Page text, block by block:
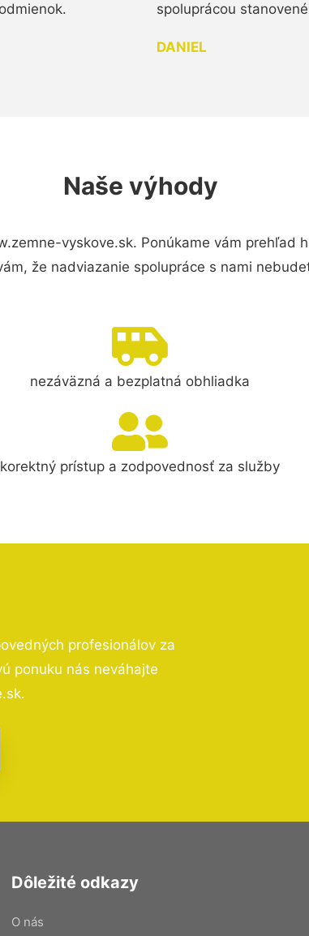
spoluprácou
DANIEL
Naše výhody
vyskove.sk. Ponúkame vám prehľad
že nadviazanie spolupráce s nami
nezáväzná a bezplatná obhliadka
korektný prístup a zodpovednosť za služby
profesionálov za
ponuku nás neváhajte
Dôležité odkazy
O nás